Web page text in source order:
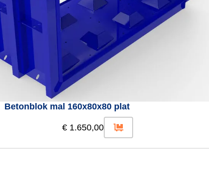
Betonblok mal 160x80x80 plat
€1.650,00